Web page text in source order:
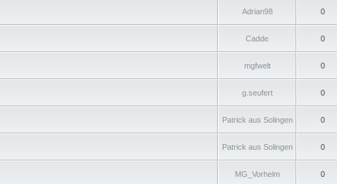
Adrian98 0
Cadde 0
mgfwelt 0
g.seufert 0
Patrick aus Solingen 0
Patrick aus Solingen 0
MG_Vorhelm 0